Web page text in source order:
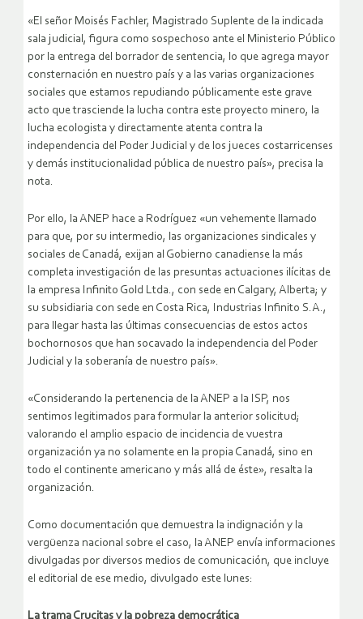
«El señor Moisés Fachler, Magistrado Suplente de la indicada
sala judicial, figura como sospechoso ante el Ministerio Público
por la entrega del borrador de sentencia, lo que agrega mayor
consternación en nuestro país y a las varias organizaciones
sociales que estamos repudiando públicamente este grave
acto que trasciende la lucha contra este proyecto minero, la
lucha ecologista y directamente atenta contra la
independencia del Poder Judicial y de los jueces costarricenses
y demás institucionalidad pública de nuestro país», precisa la
nota.
Por ello, la ANEP hace a Rodríguez «un vehemente llamado
para que, por su intermedio, las organizaciones sindicales y
sociales de Canadá, exijan al Gobierno canadiense la más
completa investigación de las presuntas actuaciones ilícitas de
la empresa Infinito Gold Ltda., con sede en Calgary, Alberta; y
su subsidiaria con sede en Costa Rica, Industrias Infinito S.A.,
para llegar hasta las últimas consecuencias de estos actos
bochornosos que han socavado la independencia del Poder
Judicial y la soberanía de nuestro país».
«Considerando la pertenencia de la ANEP a la ISP, nos
sentimos legitimados para formular la anterior solicitud;
valorando el amplio espacio de incidencia de vuestra
organización ya no solamente en la propia Canadá, sino en
todo el continente americano y más allá de éste», resalta la
organización.
Como documentación que demuestra la indignación y la
vergüenza nacional sobre el caso, la ANEP envía informaciones
divulgadas por diversos medios de comunicación, que incluye
el editorial de ese medio, divulgado este lunes:
La trama Crucitas y la pobreza democrática